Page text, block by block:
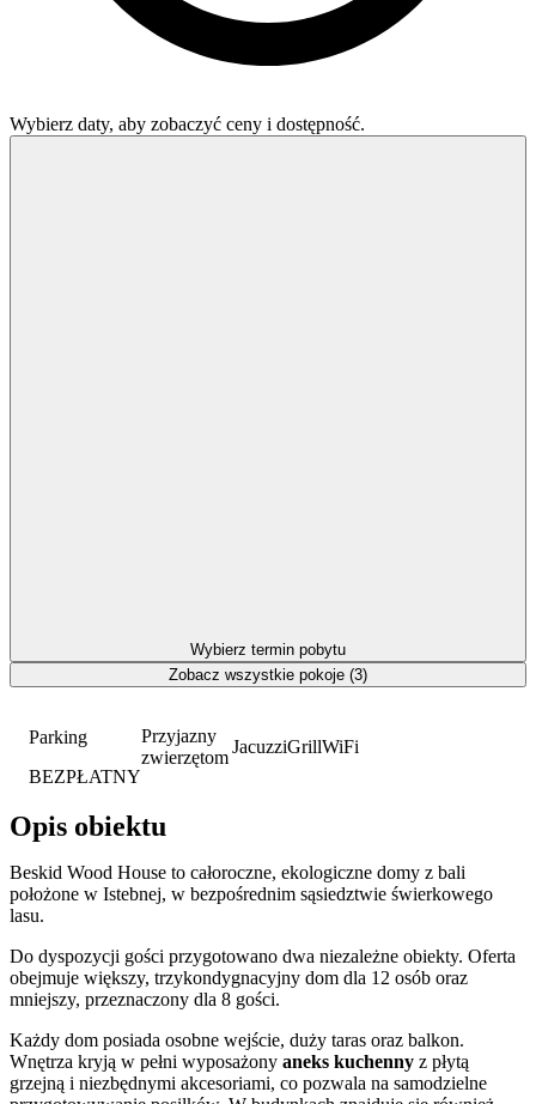
Parking
BEZPŁATNY
Przyjazny
zwierzętom
JacuzziGrillWiFi
Opis obiektu
Beskid Wood House to całoroczne, ekologiczne domy z bali
położone w Istebnej, w bezpośrednim sąsiedztwie świerkowego
lasu.
Do dyspozycji gości przygotowano dwa niezależne obiekty. Oferta
obejmuje większy, trzykondygnacyjny dom dla 12 osób oraz
mniejszy, przeznaczony dla 8 gości.
Każdy dom posiada osobne wejście, duży taras oraz balkon.
Wnętrza kryją w pełni wyposażony aneks kuchenny z płytą
grzejną i niezbędnymi akcesoriami, co pozwala na samodzielne
Wybierz daty, aby zobaczyć ceny i dostępność.
Wybierz termin pobytu
Zobacz wszystkie pokoje (3)